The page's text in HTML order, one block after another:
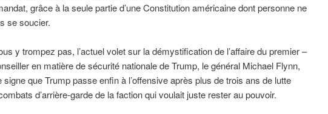
grâce à la seule partie d’une Constitution américaine dont personne ne
se soucier.
y trompez pas, l’actuel volet sur la démystification de l’affaire du premier –
en matière de sécurité nationale de Trump, le général Michael Flynn,
signe que Trump passe enfin à l’offensive après plus de trois ans de lutte
d’arrière-garde de la faction qui voulait juste rester au pouvoir.